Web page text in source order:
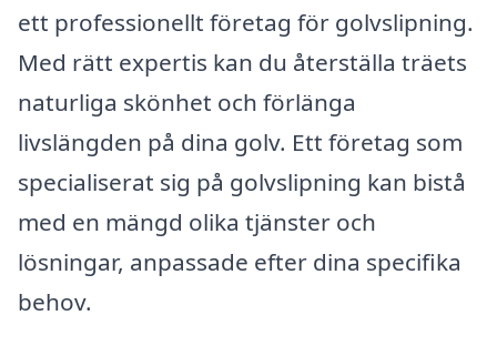
ett professionellt företag för golvslipning.
Med rätt expertis kan du återställa träets
naturliga skönhet och förlänga
livslängden på dina golv. Ett företag som
specialiserat sig på golvslipning kan bistå
med en mängd olika tjänster och
lösningar, anpassade efter dina specifika
behov.